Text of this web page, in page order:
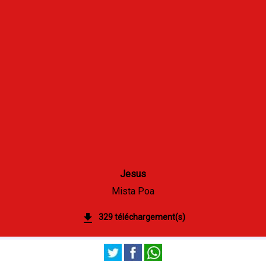
Jesus
Mista Poa
329 téléchargement(s)